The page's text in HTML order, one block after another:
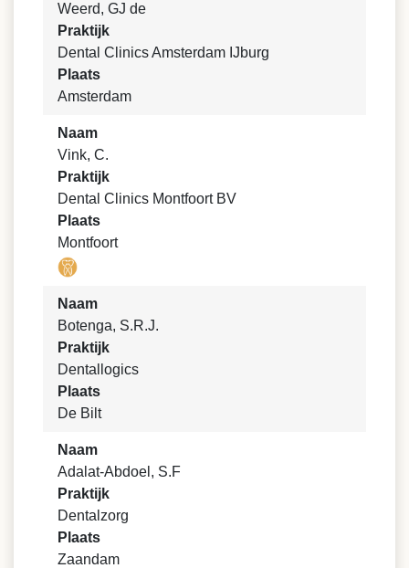
Weerd, GJ de
Praktijk
Dental Clinics Amsterdam IJburg
Plaats
Amsterdam
Naam
Vink, C.
Praktijk
Dental Clinics Montfoort BV
Plaats
Montfoort
Naam
Botenga, S.R.J.
Praktijk
Dentallogics
Plaats
De Bilt
Naam
Adalat-Abdoel, S.F
Praktijk
Dentalzorg
Plaats
Zaandam